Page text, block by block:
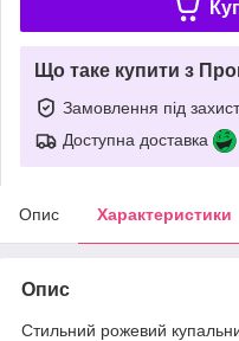
Що таке купити з
Замовлення під
Доступна доставка
Опис Характеристики
Опис
Стильний рожевий